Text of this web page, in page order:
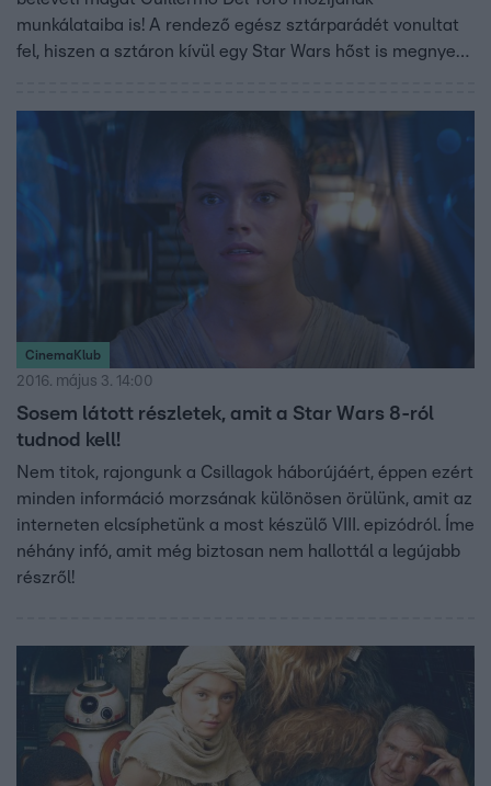
munkálataiba is! A rendező egész sztárparádét vonultat
fel, hiszen a sztáron kívül egy Star Wars hőst is megnyert
CinemaKlub
2016. május 3. 14:00
Sosem látott részletek, amit a Star Wars 8-ról
tudnod kell!
Nem titok, rajongunk a Csillagok háborújáért, éppen ezért
minden információ morzsának különösen örülünk, amit az
interneten elcsíphetünk a most készülő VIII. epizódról. Íme
néhány infó, amit még biztosan nem hallottál a legújabb
részről!